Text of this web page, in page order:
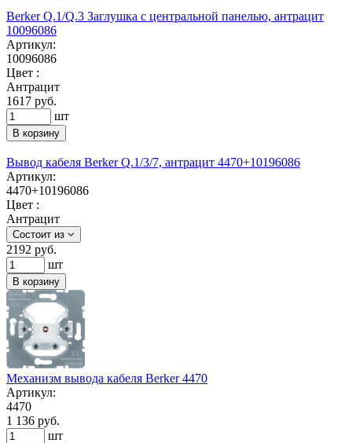
Berker Q.1/Q.3 Заглушка с центральной панелью, антрацит
10096086
Артикул:
10096086
Цвет :
Антрацит
1617 руб.
шт
В корзину
Вывод кабеля Berker Q.1/3/7, антрацит 4470+10196086
Артикул:
4470+10196086
Цвет :
Антрацит
Состоит из
2192 руб.
шт
В корзину
Механизм вывода кабеля Berker 4470
Артикул:
4470
1 136 руб.
шт